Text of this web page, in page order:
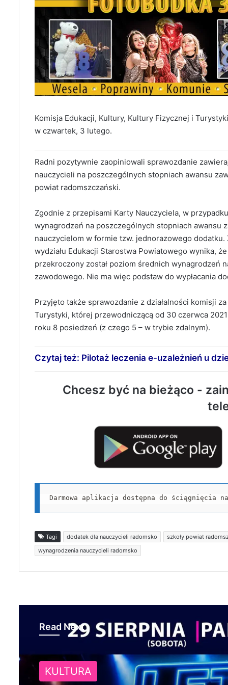
Komisja Edukacji, Kultury, Kultury Fizycznej i
w czwartek, 3 lutego.
Radni pozytywnie zaopiniowali sprawozdanie
nauczycieli na poszczególnych stopniach awansu
powiat radomszczański.
Zgodnie z przepisami Karty Nauczyciela, w
wynagrodzeń na poszczególnych stopniach awansu
nauczycielom w formie tzw. jednorazowego
wydziału Edukacji Starostwa Powiatowego wynika,
przekroczony został poziom średnich wynagrodzeń
zawodowego. Nie ma więc podstaw do wypłacania
Przyjęto także sprawozdanie z działalności komisji
Turystyki, której przewodniczącą od 30 czerwca
roku 8 posiedzeń (z czego 5 – w trybie zdalnym).
Czytaj też: Pilotaż leczenia e-uzależnień u
Chcesz być na bieżąco -
Darmowa aplikacja dostępna do ściągnięcia
Tagi dodatek dla nauczycieli radomsko
szkoły powiat
wynagrodzenia nauczycieli radomsko
Read Next
KULTURA